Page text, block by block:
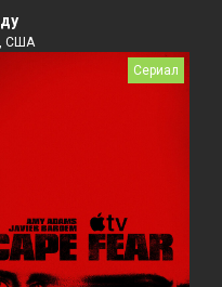
США
Сериал